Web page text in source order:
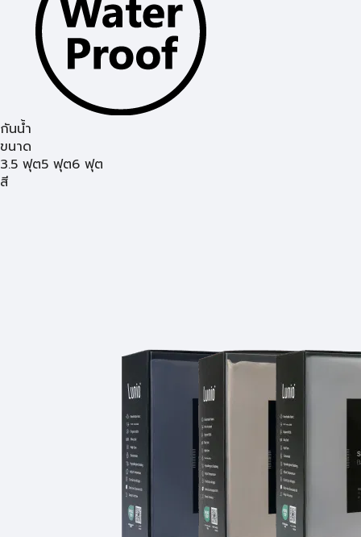
กันน้ำ
ขนาด
3.5 ฟุต5 ฟุต6 ฟุต
สี